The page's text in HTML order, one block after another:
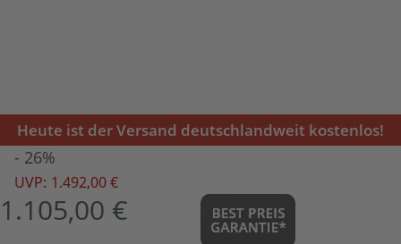
Heute ist der Versand deutschlandweit kostenlos!
- 26%
UVP: 1.492,00 €
1.105,00 €